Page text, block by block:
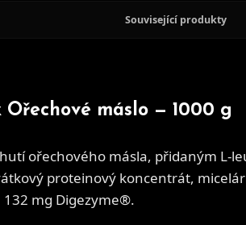
Související produkty
máslo — 1000 g
ořechového másla, přidaným L-
proteinový koncentrát,
132 mg Digezyme®.